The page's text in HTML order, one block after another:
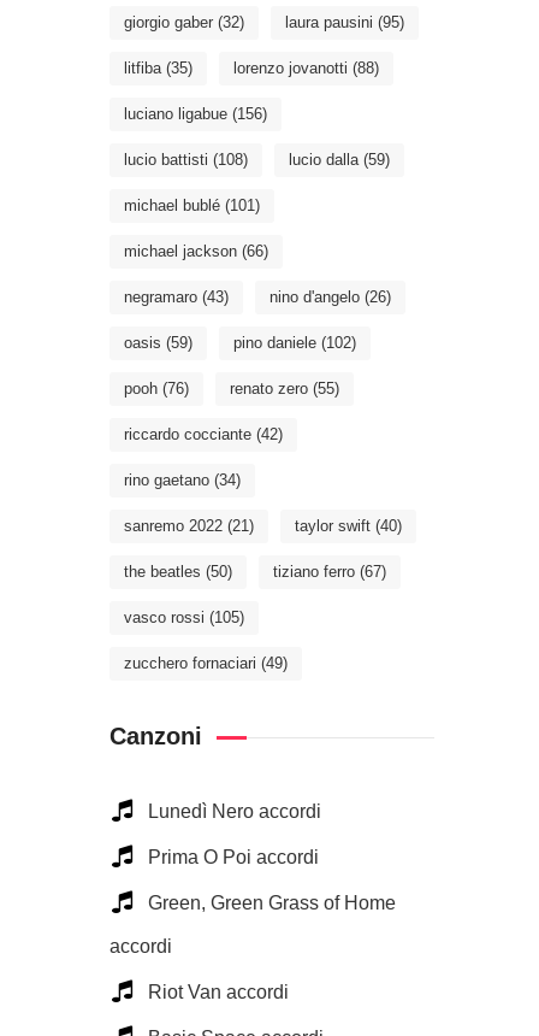
giorgio gaber (32) laura pausini (95)
litfiba(35) lorenzo jovanotti (88)
luciano ligabue (156)
lucio battisti (108) lucio dalla(59)
michael bublé (101)
michael jackson (66)
negramaro (43) nino d'angelo (26)
oasis (59) pino daniele (102)
pooh (76) renato zero (55)
riccardo cocciante (42)
rino gaetano (34)
sanremo 2022 (21) taylor swift (40)
the beatles (50) tiziano ferro (67)
vasco rossi (105)
zucchero fornaciari (49)
Canzoni
Lunedì Nero accordi
Prima O Poi accordi
Green, Green Grass of Home
accordi
Riot Van accordi